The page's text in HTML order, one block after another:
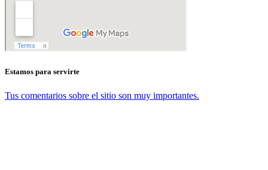
Estamos para servirte
Tus comentarios sobre el sitio son muy importantes.